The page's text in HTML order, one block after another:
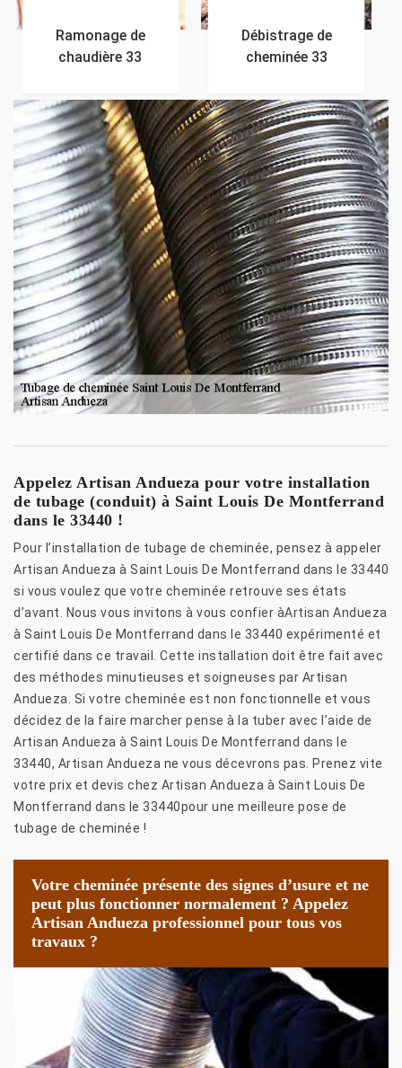
Ramonage de
chaudière 33
Débistrage de
cheminée 33
Appelez Artisan Andueza pour votre installation
de tubage (conduit) à Saint Louis De Montferrand
dans le 33440 !
Pour l’installation de tubage de cheminée, pensez à appeler
Artisan Andueza à Saint Louis De Montferrand dans le 33440
si vous voulez que votre cheminée retrouve ses états
d’avant. Nous vous invitons à vous confier àArtisan Andueza
à Saint Louis De Montferrand dans le 33440 expérimenté et
certifié dans ce travail. Cette installation doit être fait avec
des méthodes minutieuses et soigneuses par Artisan
Andueza. Si votre cheminée est non fonctionnelle et vous
décidez de la faire marcher pense à la tuber avec l’aide de
Artisan Andueza à Saint Louis De Montferrand dans le
33440, Artisan Andueza ne vous décevrons pas. Prenez vite
votre prix et devis chez Artisan Andueza à Saint Louis De
Montferrand dans le 33440pour une meilleure pose de
tubage de cheminée !
Votre cheminée présente des signes d’usure et ne
peut plus fonctionner normalement ? Appelez
Artisan Andueza professionnel pour tous vos
travaux ?